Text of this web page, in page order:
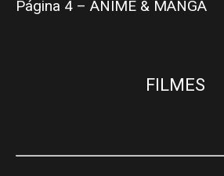
Página 4 – ANIME & MANGA
FILMES